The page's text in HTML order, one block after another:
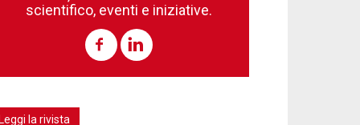
scientifico, eventi e iniziative.
la rivista